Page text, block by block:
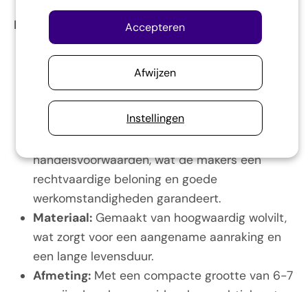
Instellingen
Accepteren
Afwijzen
Productkenmerken:
Handgemaakt met Liefde:Elk figuurtje is
zorgvuldig en met liefde handgemaakt,
waardoor het een persoonlijke en unieke
uitstraling heeft.
Deze hangers worden
geproduceerd onder eerlijke
handelsvoorwaarden, wat de makers een
rechtvaardige beloning en goede
werkomstandigheden garandeert.
Materiaal: Gemaakt van hoogwaardig wolvilt,
wat zorgt voor een aangename aanraking en
een lange levensduur.
Afmeting: Met een compacte grootte van 6-7